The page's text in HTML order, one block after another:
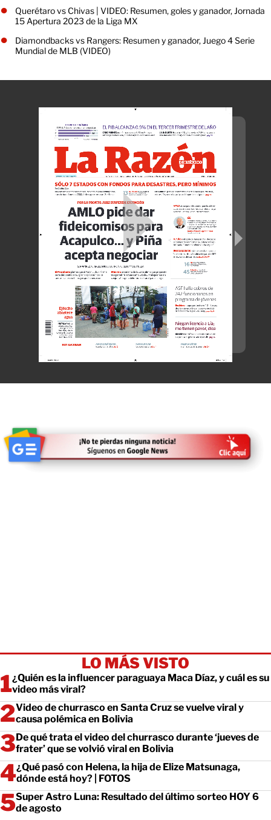
Querétaro vs Chivas | VIDEO: Resumen, goles y ganador, Jornada
15 Apertura 2023 de la Liga MX
Diamondbacks vs Rangers: Resumen y ganador, Juego 4 Serie
Mundial de MLB (VIDEO)
LO MÁS VISTO
¿Quién es la influencer paraguaya Maca Díaz, y cuál es su
video más viral?
Video de churrasco en Santa Cruz se vuelve viral y
causa polémica en Bolivia
De qué trata el video del churrasco durante ‘jueves de
frater’ que se volvió viral en Bolivia
¿Qué pasó con Helena, la hija de Elize Matsunaga,
dónde está hoy? | FOTOS
Super Astro Luna: Resultado del último sorteo HOY 6
de agosto